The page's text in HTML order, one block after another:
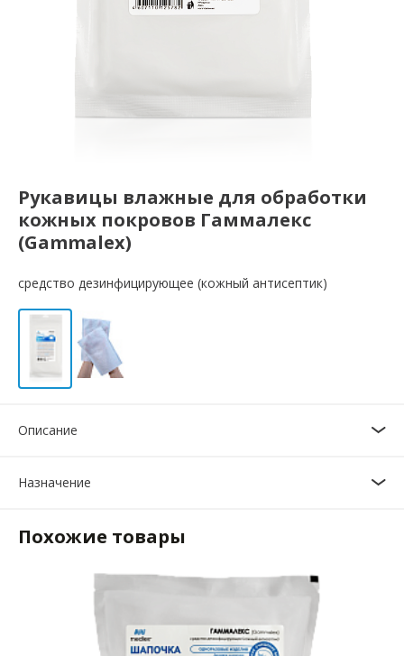
Рукавицы влажные для обработки
кожных покровов Гаммалекс
(Gammalex)
средство дезинфицирующее (кожный антисептик)
Описание
Назначение
Похожие товары